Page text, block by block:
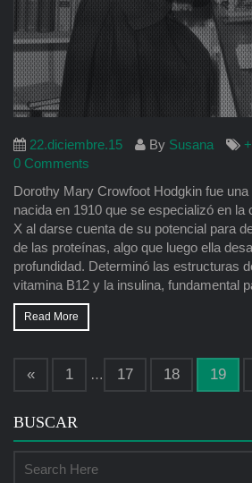
22.diciembre.15 By Susana
0 Comments
Dorothy Mary Crowfoot Hodgkin fue
nacida en 1910 que se especializó en la
X al darse cuenta de su potencial para
de las proteínas, algo que luego ella
profundidad. Determinó las estructuras
vitamina B12 y la insulina, fundamental
Read More
« 1 … 17 18 19
BUSCAR